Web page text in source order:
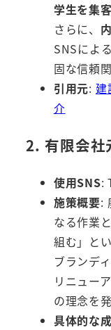
学生を集客
さらに、
SNSによ
固な信頼
引用元: 建
介
2. 有限会社
使用SNS:
施策概要:
なる作業
組む」と
ブランディ
リニュー
の理念を
具体的な